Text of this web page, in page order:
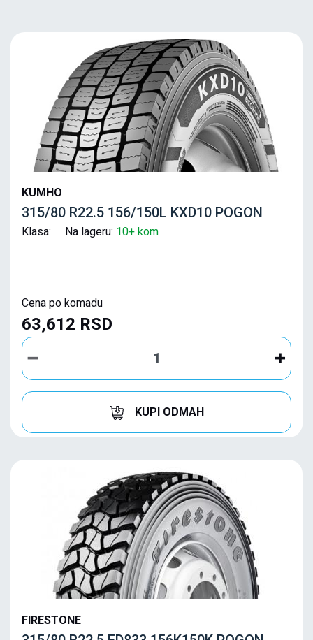
KUMHO
315/80 R22.5 156/150L KXD10 POGON
Klasa: Na lageru: 10+ kom
Cena po komadu
63,612 RSD
KUPI ODMAH
FIRESTONE